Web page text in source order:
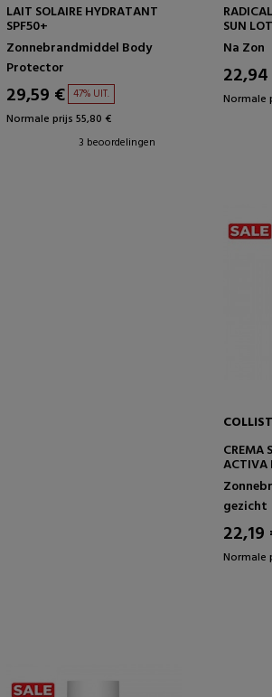
LAIT SOLAIRE HYDRATANT
SPF50+
Zonnebrandmiddel Body
Protector
29,59 € 47% UIT.
Normale prijs 55,80 €
3 beoordelingen
SUN
Na Zon
Normale
CREMA
ACTIVA
gezicht
22,19
Normale